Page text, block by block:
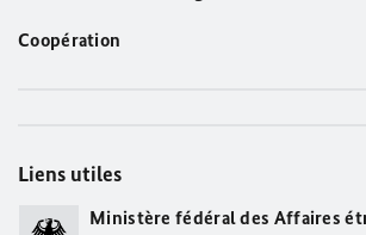
Coopération
Liens utiles
Ministère fédéral des Affaires